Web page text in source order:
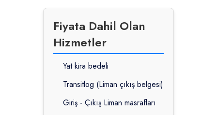
Fiyata Dahil Olan
Hizmetler
Yat kira bedeli
Transitlog (Liman çıkış belgesi)
Giriş - Çıkış Liman masrafları